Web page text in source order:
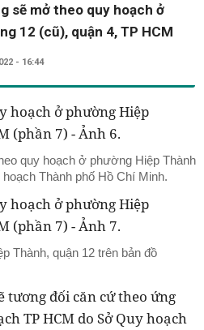
sẽ mở theo quy hoạch ở
12 (cũ), quận 4, TP HCM
- 16:44
quy hoạch ở phường Hiệp Thành
Thành phố Hồ Chí Minh.
Thành, quận 12 trên bản đồ
tương đối căn cứ theo ứng
TP HCM do Sở Quy hoạch